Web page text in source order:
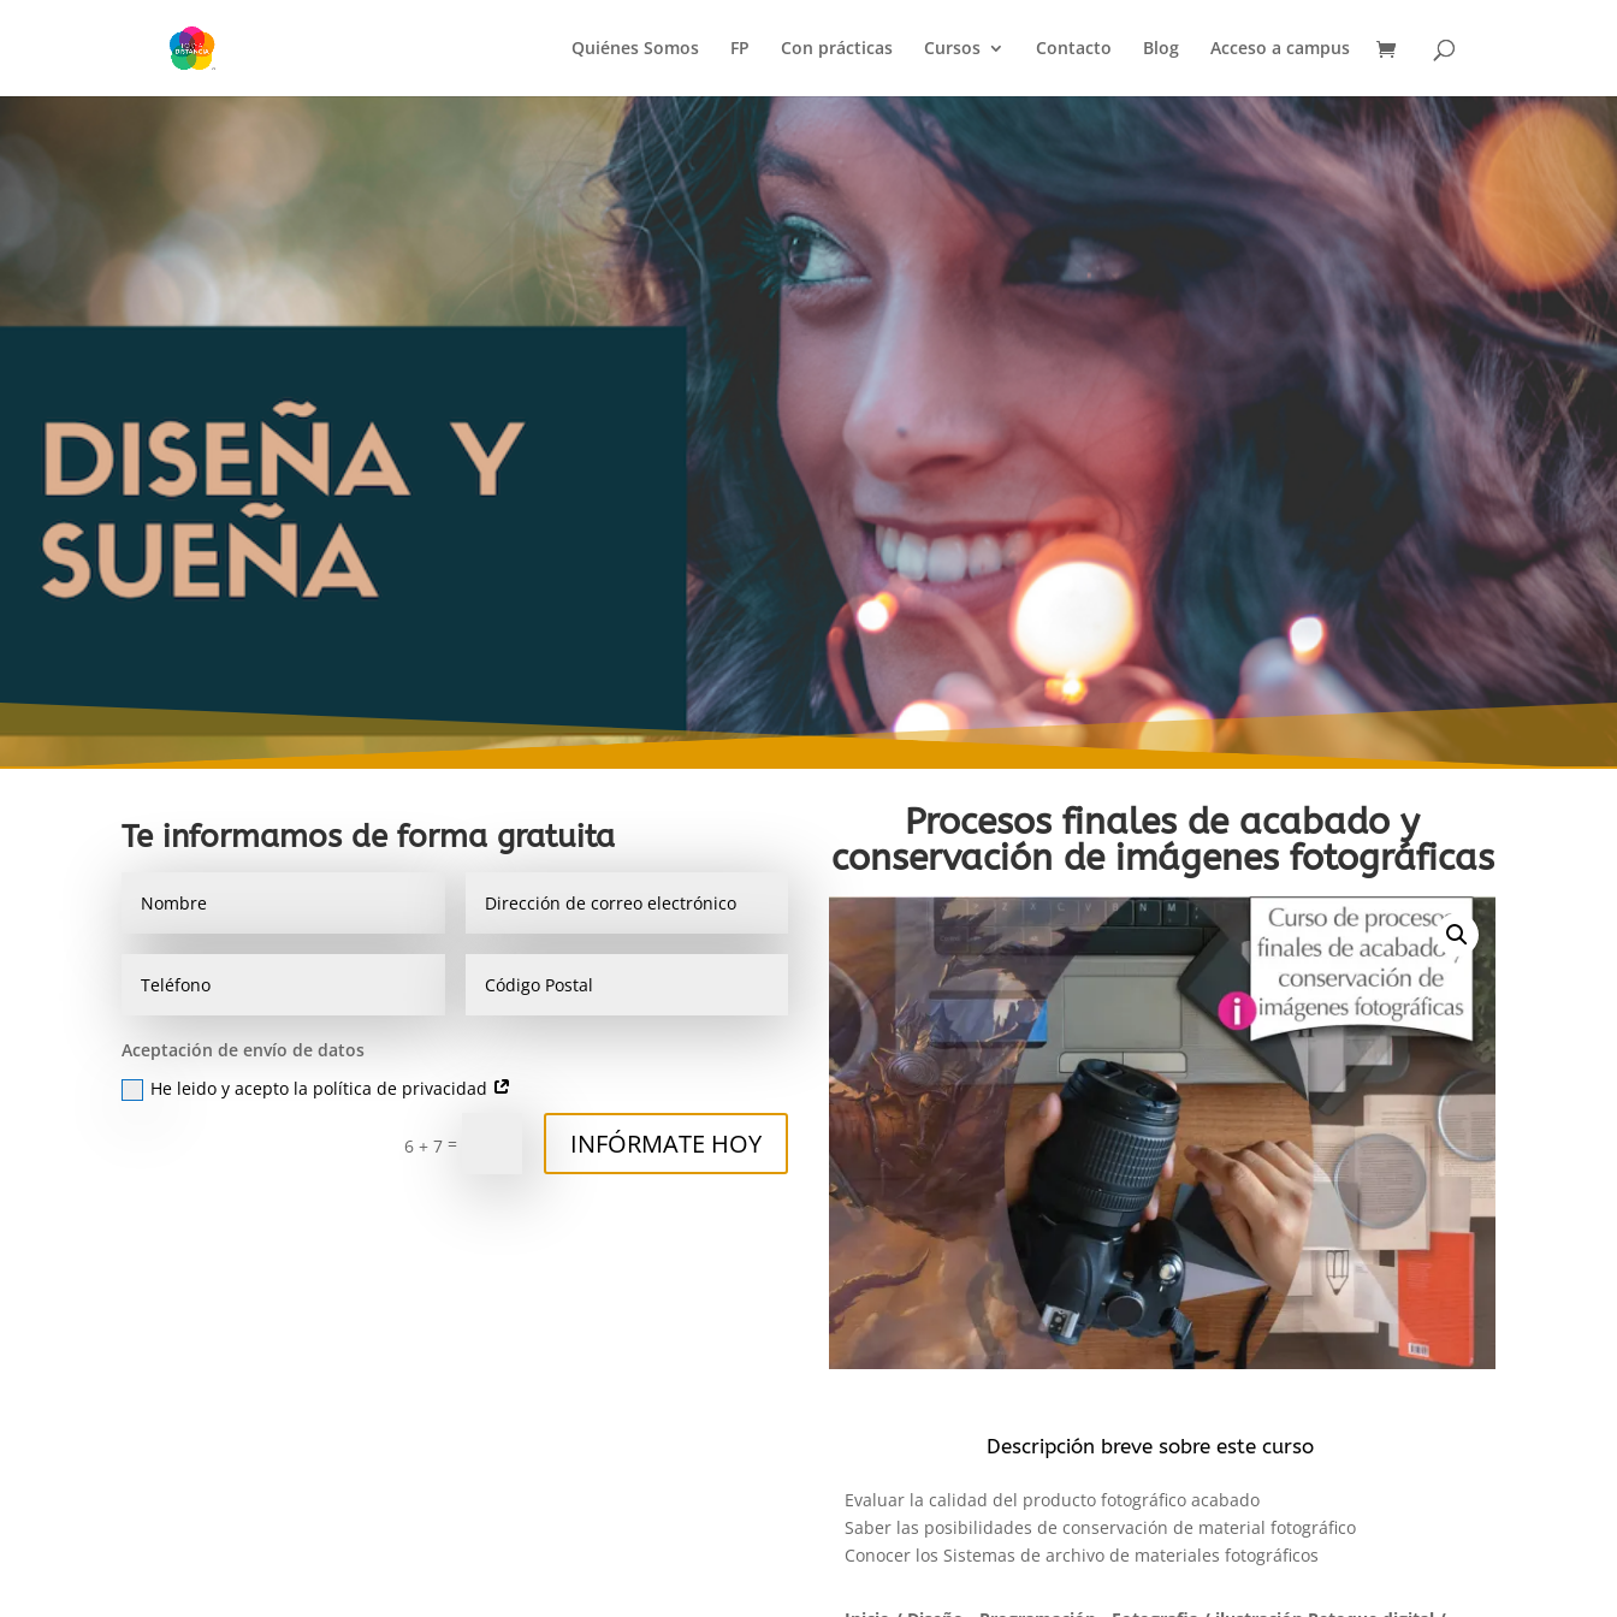
Quiénes Somos FP Con prácticas Cursos Contacto Blog Acceso a campus
Te informamos de forma gratuita
Aceptación de envío de datos
He leido y acepto la política de privacidad
6 + 7= INFÓRMATE HOY
Procesos finales de acabado y
conservación de imágenes fotográficas
Descripción breve sobre este curso
Evaluar la calidad del producto fotográfico acabado
Saber las posibilidades de conservación de material fotográfico
Conocer los Sistemas de archivo de materiales fotográficos